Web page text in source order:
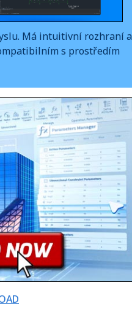
Má intuitivní rozhraní a
s prostředím